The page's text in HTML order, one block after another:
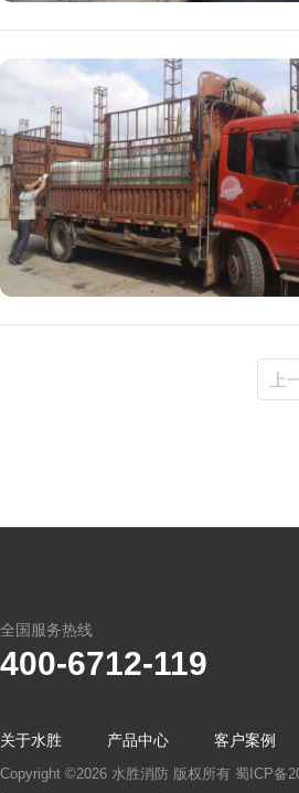
上
全国服务热线
400-6712-119
关于水胜 产品中心 客户案例
Copyright ©2026 水胜消防 版权所有 蜀ICP备